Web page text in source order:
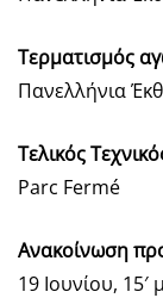
Τερματισμός
Πανελλήνια
Τελικός
Parc Fermé
Ανακοίνωση
19 Ιουνίου,